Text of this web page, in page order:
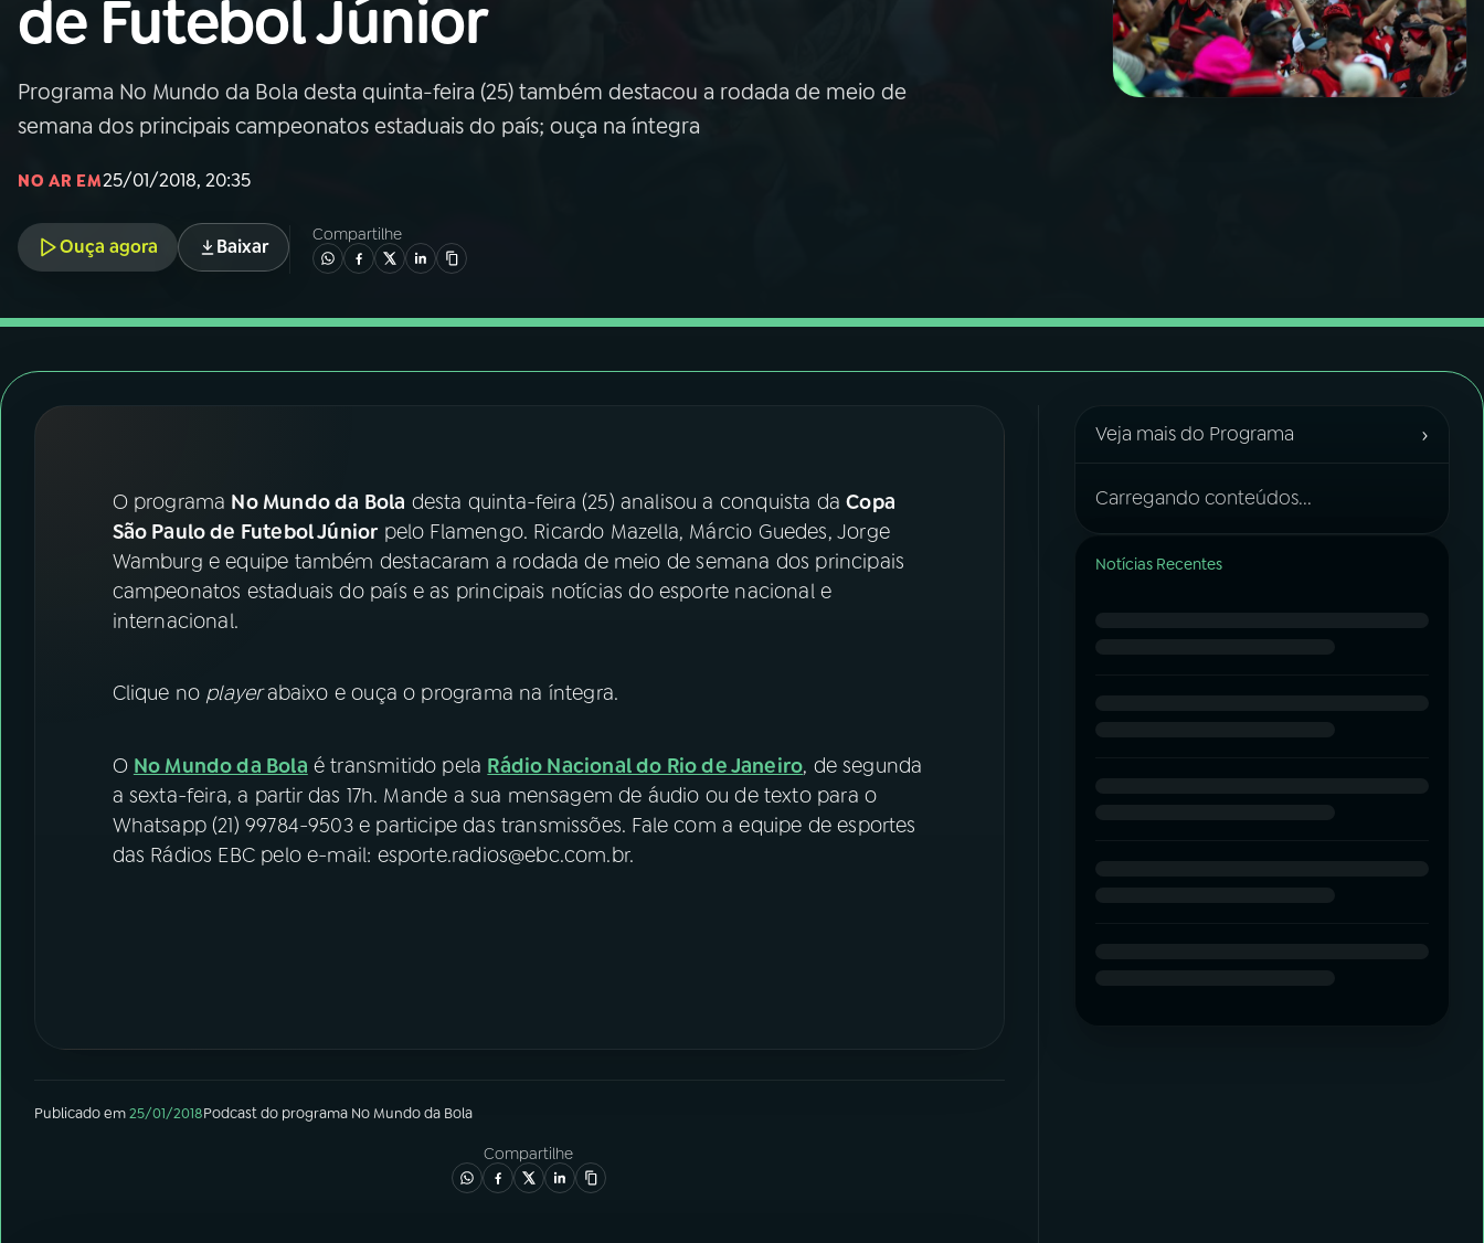
03PROGRAMAÇÃO
04PROGRAMAS
05 PODCASTS
06VIDEOCASTS
07ÚLTIMAS
YouTube Facebook
Instagram X
de Futebol Júnior
Programa No Mundo da Bola desta quinta-feira (25) também destacou a rodada de meio de
semana dos principais campeonatos estaduais do país; ouça na íntegra
NO AR EM25/01/2018, 20:35
Ouça agora Baixar
Compartilhe
O programa No Mundo da Bola desta quinta-feira (25) analisou a conquista daCopa
São Paulo de Futebol Júniorpelo Flamengo. Ricardo Mazella, Márcio Guedes, Jorge
Wamburg e equipe também destacaram a rodada de meio de semana dos principais
campeonatos estaduais do país e as principais notícias do esporte nacional e
internacional.
Clique no player abaixo e ouça o programa na íntegra.
O No Mundo da Bola é transmitido pela Rádio Nacional do Rio de Janeiro, de segunda
a sexta-feira, a partir das 17h. Mande a sua mensagem de áudio ou de texto para o
Whatsapp (21) 99784-9503 e participe das transmissões. Fale com a equipe de esportes
das Rádios EBC pelo e-mail: esporte.radios@ebc.com.br.
Publicado em25/01/2018Podcastdo programa No Mundo da Bola
Compartilhe
Veja mais do Programa ›
Carregando conteúdos...
Notícias Recentes